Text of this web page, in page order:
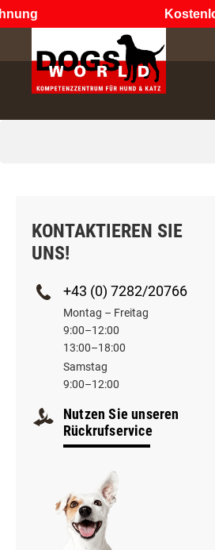
KONTAKTIEREN SIE
UNS!
+43 (0) 7282/20766
Montag – Freitag
9:00–12:00
13:00–18:00
Samstag
9:00–12:00
Nutzen Sie unseren
Rückrufservice